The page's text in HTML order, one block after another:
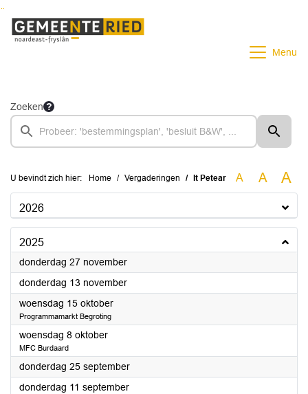
Menu
Zoeken
U bevindt zich hier: Home Vergaderingen It Petear A A A
2026
2025
donderdag 27 november2025
donderdag 13 november2025
woensdag 15 oktober2025
Programmamarkt Begroting
woensdag 8 oktober2025
MFC Burdaard
donderdag 25 september2025
donderdag 11 september2025